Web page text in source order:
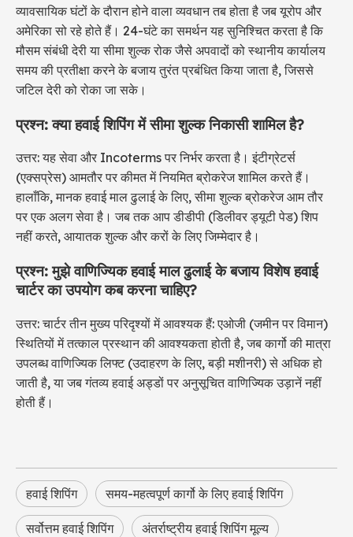
व्यावसायिक घंटों के दौरान होने वाला व्यवधान तब होता है जब यूरोप और
अमेरिका सो रहे होते हैं। 24-घंटे का समर्थन यह सुनिश्चित करता है कि
मौसम संबंधी देरी या सीमा शुल्क रोक जैसे अपवादों को स्थानीय कार्यालय
समय की प्रतीक्षा करने के बजाय तुरंत प्रबंधित किया जाता है, जिससे
जटिल देरी को रोका जा सके।
प्रश्न: क्या हवाई शिपिंग में सीमा शुल्क निकासी शामिल है?
उत्तर: यह सेवा और Incoterms पर निर्भर करता है। इंटीग्रेटर्स
(एक्सप्रेस) आमतौर पर कीमत में नियमित ब्रोकरेज शामिल करते हैं।
हालाँकि, मानक हवाई माल ढुलाई के लिए, सीमा शुल्क ब्रोकरेज आम तौर
पर एक अलग सेवा है। जब तक आप डीडीपी (डिलीवर ड्यूटी पेड) शिप
नहीं करते, आयातक शुल्क और करों के लिए जिम्मेदार है।
प्रश्न: मुझे वाणिज्यिक हवाई माल ढुलाई के बजाय विशेष हवाई
चार्टर का उपयोग कब करना चाहिए?
उत्तर: चार्टर तीन मुख्य परिदृश्यों में आवश्यक हैं: एओजी (जमीन पर विमान)
स्थितियों में तत्काल प्रस्थान की आवश्यकता होती है, जब कार्गो की मात्रा
उपलब्ध वाणिज्यिक लिफ्ट (उदाहरण के लिए, बड़ी मशीनरी) से अधिक हो
जाती है, या जब गंतव्य हवाई अड्डों पर अनुसूचित वाणिज्यिक उड़ानें नहीं
होती हैं।
हवाई शिपिंग समय-महत्वपूर्ण कार्गो के लिए हवाई शिपिंग
सर्वोत्तम हवाई शिपिंग अंतर्राष्ट्रीय हवाई शिपिंग मूल्य